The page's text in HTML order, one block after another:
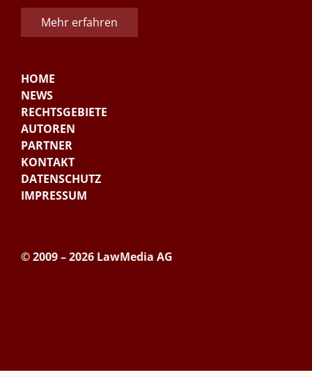
Mehr erfahren
HOME
NEWS
RECHTSGEBIETE
AUTOREN
PARTNER
KONTAKT
DATENSCHUTZ
IMPRESSUM
© 2009 – 2026 LawMedia AG